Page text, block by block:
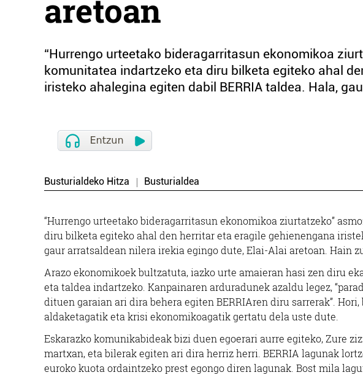
aretoan
“Hurrengo urteetako bideragarritasun ekonomikoa
komunitatea indartzeko eta diru bilketa egiteko ahal
iristeko ahalegina egiten dabil BERRIA taldea. Hala,
Busturialdeko Hitza Busturialdea
“Hurrengo urteetako bideragarritasun ekonomikoa ziurtatzeko”
diru bilketa egiteko ahal den herritar eta eragile gehienengana
gaur arratsaldean nilera irekia egingo dute, Elai-Alai aretoan. Hain
Arazo ekonomikoek bultzatuta, iazko urte amaieran hasi zen diru
eta taldea indartzeko. Kanpainaren arduradunek azaldu legez,
dituen garaian ari dira behera egiten BERRIAren diru sarrerak”.
aldaketagatik eta krisi ekonomikoagatik gertatu dela uste dute.
Eskarazko komunikabideak bizi duen egoerari aurre egiteko, Zure
martxan, eta bilerak egiten ari dira herriz herri. BERRIA lagunak
euroko kuota ordaintzeko prest egongo diren lagunak. Bost mila